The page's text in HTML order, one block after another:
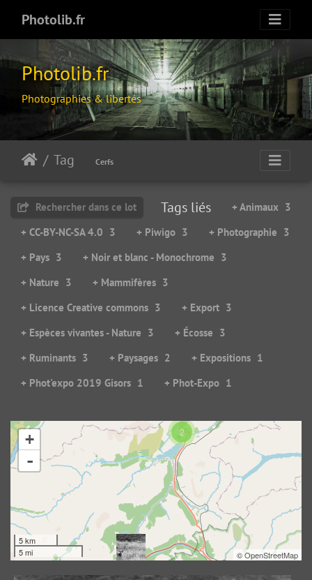
Photolib.fr
Photolib.fr
Photographies & libertés
Tag Cerfs
Rechercher dans ce lot Tags liés + Animaux 3
+ CC-BY-NC-SA 4.0 3 + Piwigo 3 + Photographie 3
+ Pays 3 + Noir et blanc - Monochrome 3
+ Nature 3 + Mammifères 3
+ Licence Creative commons 3 + Export 3
+ Espèces vivantes - Nature 3 + Écosse 3
+ Ruminants 3 + Paysages 2 + Expositions 1
+ Phot'expo 2019 Gisors 1 + Phot-Expo 1
2
+
-
5 km
5 mi
©OpenStreetMap
Follow the red deer
48887 visites , Rating: 2.50
Mystic wise deer...